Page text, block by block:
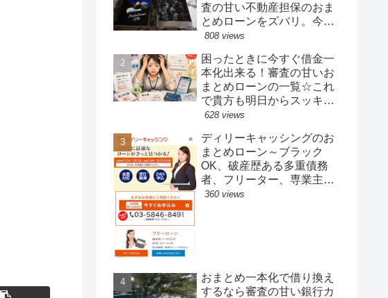
査の甘い不動産担保のおま
とめローンをズバリ。今す
ぐ借金一本化をしてくれる
808 views
困ったときに今すぐ借金一
本化出来る！審査の甘いお
まとめローンの一覧☆これ
で貴方も明日からスッキリ
とした毎日をおくれます
628 views
ディリーキャッシングのお
まとめローン～ブラック
OK、破産歴ある多重債務
者、フリーター、専業主
婦、日払いバイト、自営業
360 views
おまとめ一本化で借り換え
するなら審査の甘い銀行カ